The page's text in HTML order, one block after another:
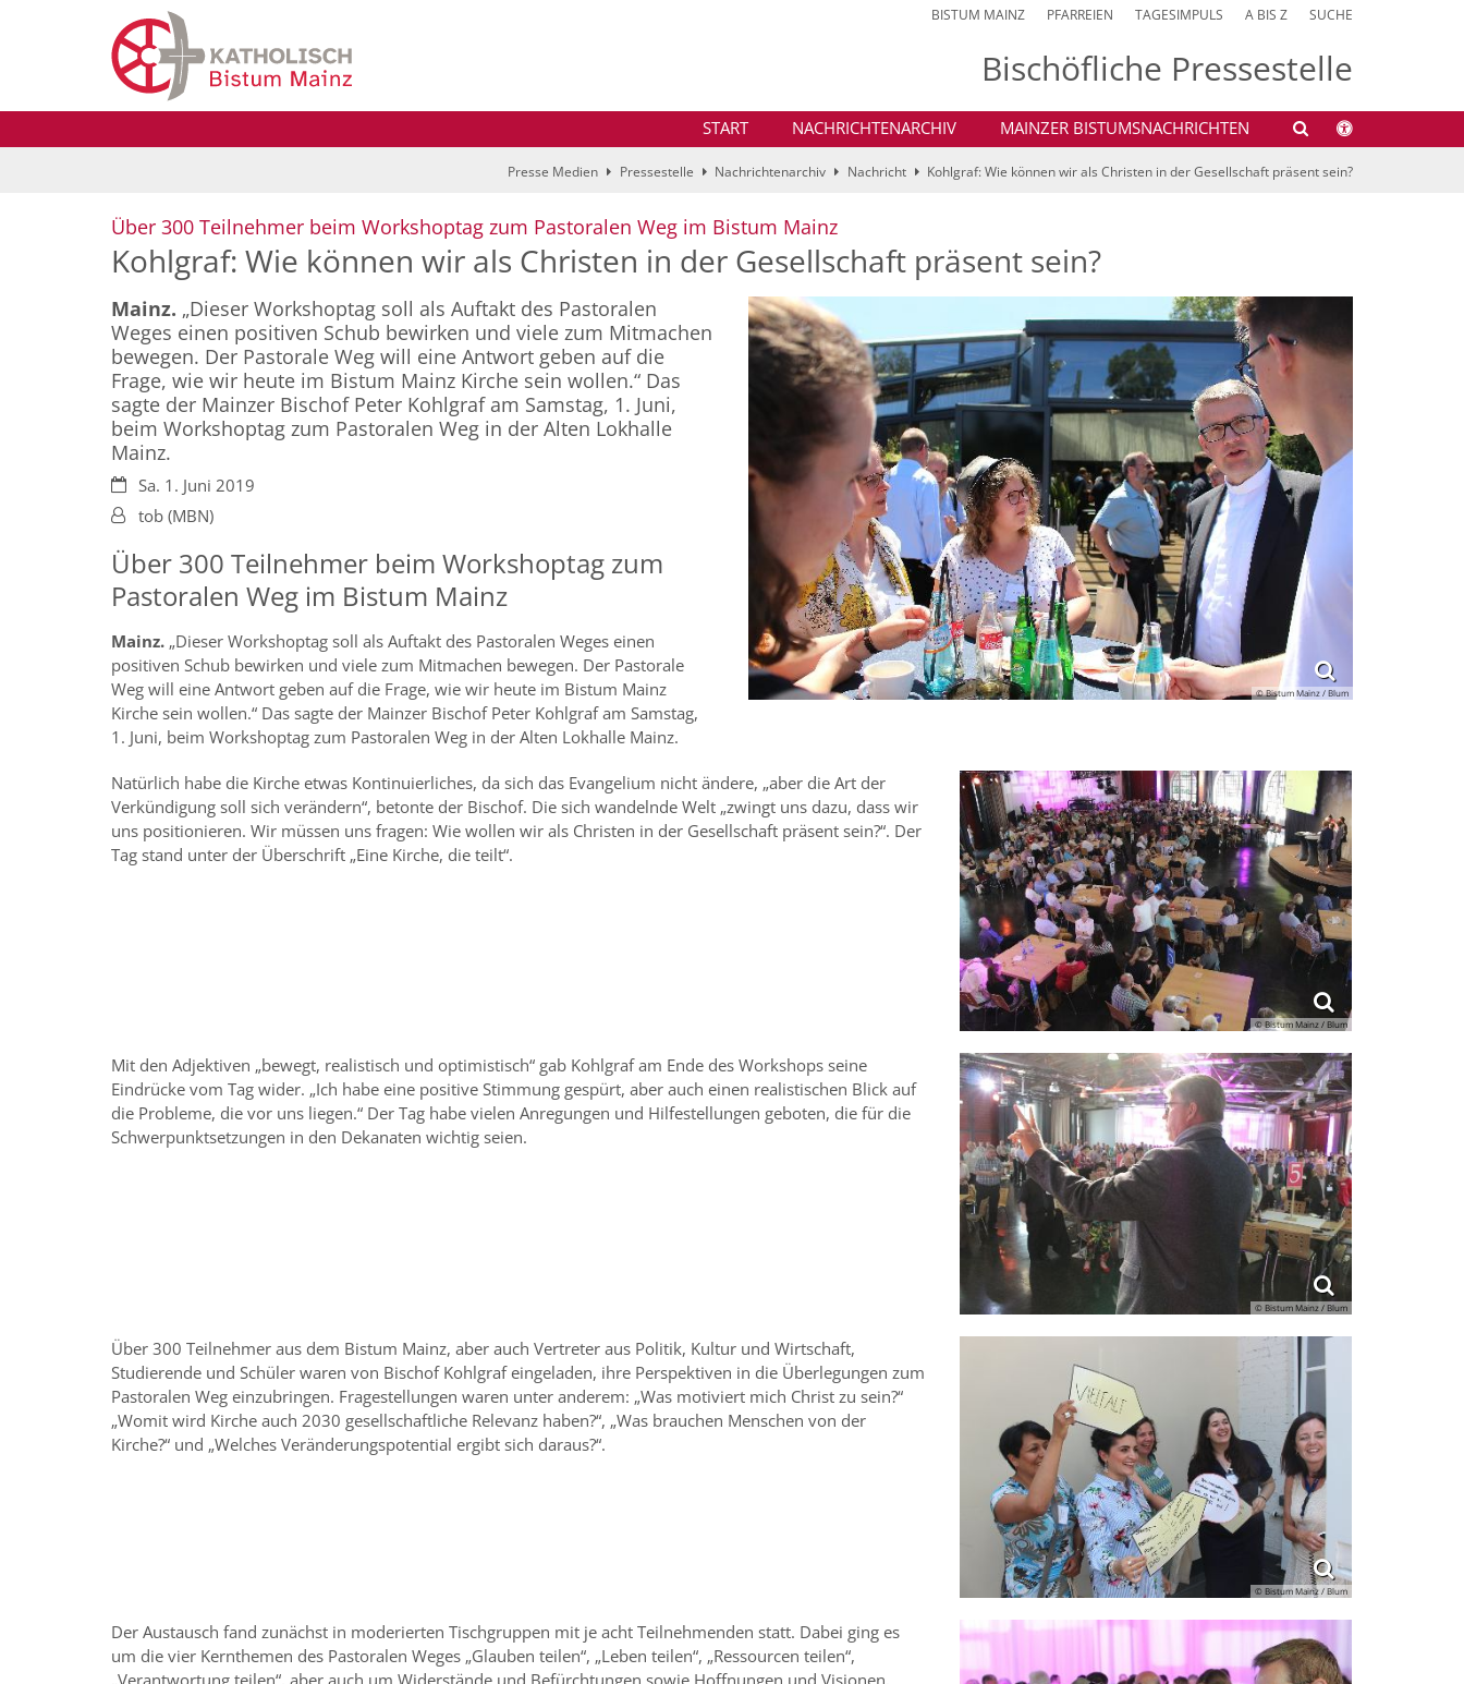
BISTUM MAINZ PFARREIEN TAGESIMPULS A BIS Z SUCHE
Bischöfliche Pressestelle
START NACHRICHTENARCHIV MAINZER BISTUMSNACHRICHTEN
Presse Medien Pressestelle Nachrichtenarchiv Nachricht Kohlgraf: Wie können wir als Christen in der Gesellschaft präsent sein?
Über 300 Teilnehmer beim Workshoptag zum Pastoralen Weg im Bistum Mainz:
Kohlgraf: Wie können wir als Christen in der Gesellschaft präsent sein?
© Bistum Mainz / Blum
Mainz. „Dieser Workshoptag soll als Auftakt des Pastoralen
Weges einen positiven Schub bewirken und viele zum Mitmachen
bewegen. Der Pastorale Weg will eine Antwort geben auf die
Frage, wie wir heute im Bistum Mainz Kirche sein wollen.“ Das
sagte der Mainzer Bischof Peter Kohlgraf am Samstag, 1. Juni,
beim Workshoptag zum Pastoralen Weg in der Alten Lokhalle
Mainz.
Datum:Sa. 1. Juni 2019
Von:tob (MBN)
Über 300 Teilnehmer beim Workshoptag zum
Pastoralen Weg im Bistum Mainz
Mainz. „Dieser Workshoptag soll als Auftakt des Pastoralen Weges einen
positiven Schub bewirken und viele zum Mitmachen bewegen. Der Pastorale
Weg will eine Antwort geben auf die Frage, wie wir heute im Bistum Mainz
Kirche sein wollen.“ Das sagte der Mainzer Bischof Peter Kohlgraf am Samstag,
1. Juni, beim Workshoptag zum Pastoralen Weg in der Alten Lokhalle Mainz.
© Bistum Mainz / Blum
Natürlich habe die Kirche etwas Kontinuierliches, da sich das Evangelium nicht ändere, „aber die Art der
Verkündigung soll sich verändern“, betonte der Bischof. Die sich wandelnde Welt „zwingt uns dazu, dass wir
uns positionieren. Wir müssen uns fragen: Wie wollen wir als Christen in der Gesellschaft präsent sein?“. Der
Tag stand unter der Überschrift „Eine Kirche, die teilt“.
© Bistum Mainz / Blum
Mit den Adjektiven „bewegt, realistisch und optimistisch“ gab Kohlgraf am Ende des Workshops seine
Eindrücke vom Tag wider. „Ich habe eine positive Stimmung gespürt, aber auch einen realistischen Blick auf
die Probleme, die vor uns liegen.“ Der Tag habe vielen Anregungen und Hilfestellungen geboten, die für die
Schwerpunktsetzungen in den Dekanaten wichtig seien.
© Bistum Mainz / Blum
Über 300 Teilnehmer aus dem Bistum Mainz, aber auch Vertreter aus Politik, Kultur und Wirtschaft,
Studierende und Schüler waren von Bischof Kohlgraf eingeladen, ihre Perspektiven in die Überlegungen zum
Pastoralen Weg einzubringen. Fragestellungen waren unter anderem: „Was motiviert mich Christ zu sein?“
„Womit wird Kirche auch 2030 gesellschaftliche Relevanz haben?“, „Was brauchen Menschen von der
Kirche?“ und „Welches Veränderungspotential ergibt sich daraus?“.
Der Austausch fand zunächst in moderierten Tischgruppen mit je acht Teilnehmenden statt. Dabei ging es
um die vier Kernthemen des Pastoralen Weges „Glauben teilen“, „Leben teilen“, „Ressourcen teilen“,
„Verantwortung teilen“, aber auch um Widerstände und Befürchtungen sowie Hoffnungen und Visionen.